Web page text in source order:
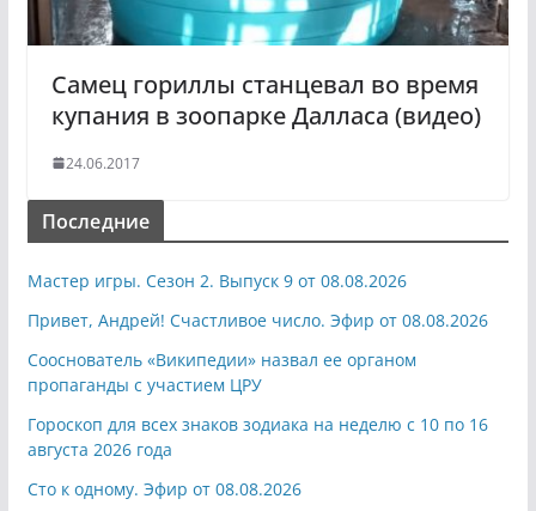
Самец гориллы станцевал во время
купания в зоопарке Далласа (видео)
24.06.2017
Последние
Мастер игры. Сезон 2. Выпуск 9 от 08.08.2026
Привет, Андрей! Счастливое число. Эфир от 08.08.2026
Сооснователь «Википедии» назвал ее органом
пропаганды с участием ЦРУ
Гороскоп для всех знаков зодиака на неделю с 10 по 16
августа 2026 года
Сто к одному. Эфир от 08.08.2026